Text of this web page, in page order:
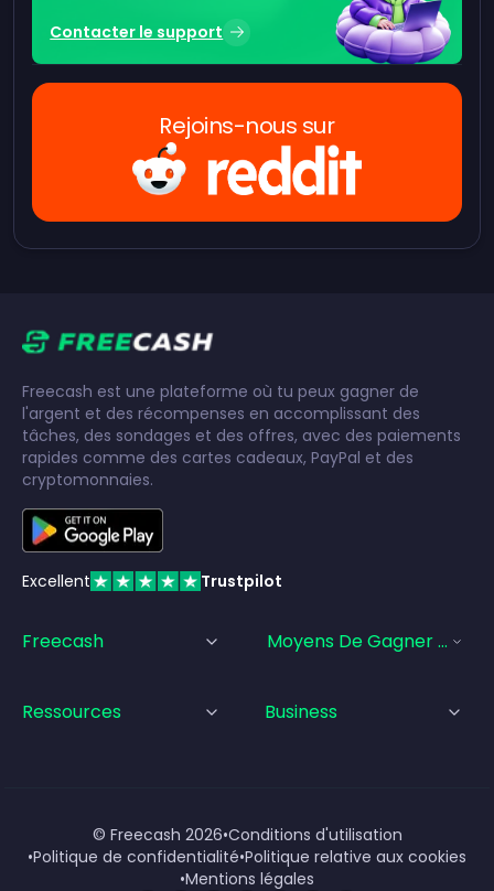
Contacter le support
Rejoins-nous sur
Freecash est une plateforme où tu peux gagner de
l'argent et des récompenses en accomplissant des
tâches, des sondages et des offres, avec des paiements
rapides comme des cartes cadeaux, PayPal et des
cryptomonnaies.
Excellent Trustpilot
Freecash Moyens De Gagner De
Ressources Business
© Freecash 2026•Conditions d'utilisation
•Politique de confidentialité•Politique relative aux cookies
•Mentions légales